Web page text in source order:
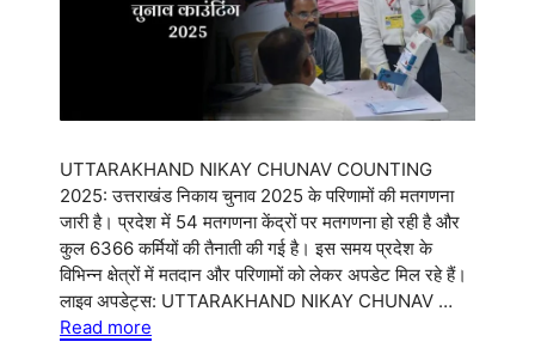
UTTARAKHAND NIKAY CHUNAV COUNTING
2025: उत्तराखंड निकाय चुनाव 2025 के परिणामों की मतगणना
जारी है। प्रदेश में 54 मतगणना केंद्रों पर मतगणना हो रही है और
कुल 6366 कर्मियों की तैनाती की गई है। इस समय प्रदेश के
विभिन्न क्षेत्रों में मतदान और परिणामों को लेकर अपडेट मिल रहे हैं।
लाइव अपडेट्स: UTTARAKHAND NIKAY CHUNAV …
Read more